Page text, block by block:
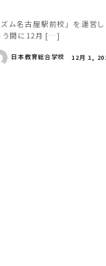
ム名古屋駅前校」を運営
う間に12月 […]
日本教育総合学校 12月 1,